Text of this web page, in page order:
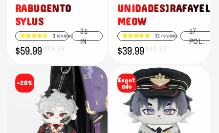
RABUGENTO
SYLUS
3 reviews
31
IN
Preço
promocional
$59.99
Preço
normal
$74.99
UNIDADES]RAFAYEL
MEOW
32 reviews
17
POL.
Preço
promocional
$39.99
Preço
normal
$49.99
-20%
Esgot
ado